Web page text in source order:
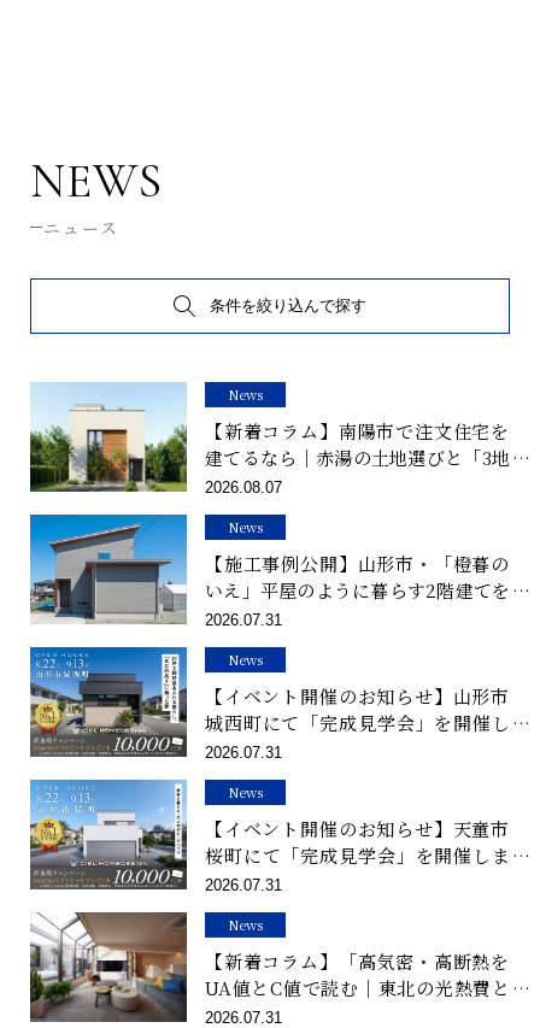
NEWS
ニュース
条件を絞り込んで探す
News
【新着コラム】南陽市で注文住宅を
建てるなら｜赤湯の土地選びと「3地
域」の寒さの話
2026.08.07
News
【施工事例公開】山形市・「橙暮の
いえ」平屋のように暮らす2階建てを
公開しました
2026.07.31
News
【イベント開催のお知らせ】山形市
城西町にて「完成見学会」を開催し
ます
2026.07.31
News
【イベント開催のお知らせ】天童市
桜町にて「完成見学会」を開催しま
す
2026.07.31
News
【新着コラム】「高気密・高断熱を
UA値とC値で読む｜東北の光熱費と
体感で語る家」を公開しました
2026.07.31